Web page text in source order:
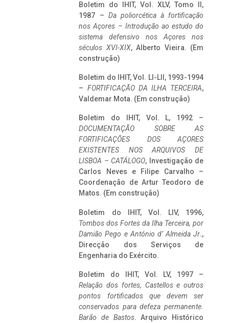
Boletim do IHIT, Vol. XLV, Tomo II,
1987 – Da poliorcética à fortificação
nos Açores – Introdução ao estudo do
sistema defensivo nos Açores nos
séculos XVI-XIX, Alberto Vieira. (Em
construção)
Boletim do IHIT, Vol. LI-LII, 1993-1994
– FORTIFICAÇÃO DA ILHA TERCEIRA,
Valdemar Mota. (Em construção)
Boletim do IHIT, Vol. L, 1992 –
DOCUMENTAÇÃO SOBRE AS
FORTIFICAÇÕES DOS AÇORES
EXISTENTES NOS ARQUIVOS DE
LISBOA – CATÁLOGO, Investigação de
Carlos Neves e Filipe Carvalho –
Coordenação de Artur Teodoro de
Matos. (Em construção)
Boletim do IHIT, Vol. LIV, 1996,
Tombos dos Fortes da Ilha Terceira, por
Damião Pego e António d’ Almeida Jr.,
Direcção dos Serviços de
Engenharia do Exército.
Boletim do IHIT, Vol. LV, 1997 –
Relação dos fortes, Castellos e outros
pontos fortificados que devem ser
conservados para defeza permanente.
Barão de Bastos. Arquivo Histórico